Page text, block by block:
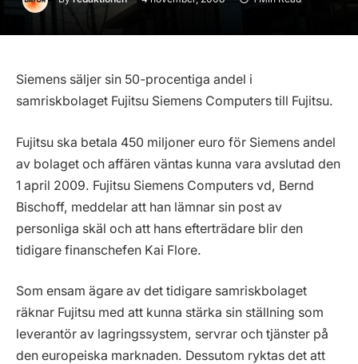
Siemens säljer sin 50-procentiga andel i
samriskbolaget Fujitsu Siemens Computers till Fujitsu.
Fujitsu ska betala 450 miljoner euro för Siemens andel
av bolaget och affären väntas kunna vara avslutad den
1 april 2009. Fujitsu Siemens Computers vd, Bernd
Bischoff, meddelar att han lämnar sin post av
personliga skäl och att hans efterträdare blir den
tidigare finanschefen Kai Flore.
Som ensam ägare av det tidigare samriskbolaget
räknar Fujitsu med att kunna stärka sin ställning som
leverantör av lagringssystem, servrar och tjänster på
den europeiska marknaden. Dessutom ryktas det att